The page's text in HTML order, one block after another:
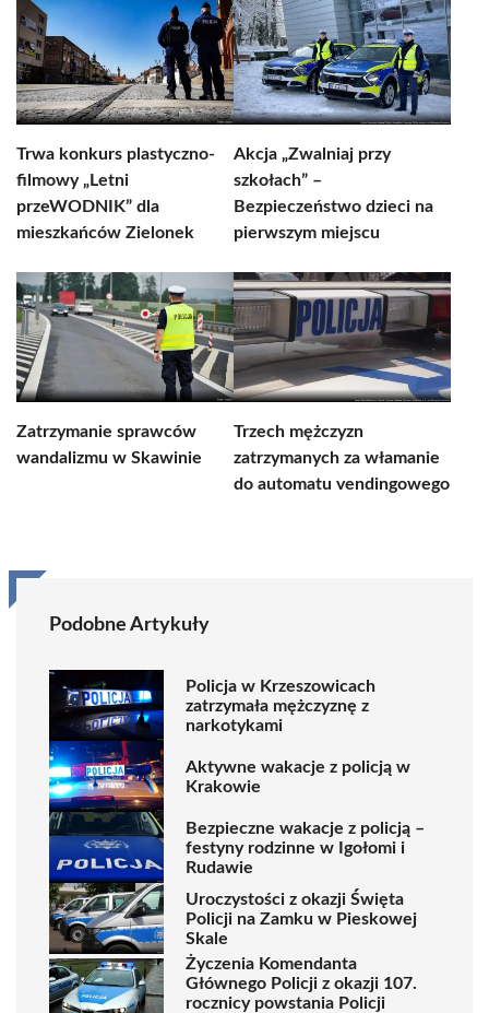
Trwa konkurs plastyczno-
filmowy „Letni
przeWODNIK” dla
mieszkańców Zielonek
Akcja „Zwalniaj przy
szkołach” –
Bezpieczeństwo dzieci na
pierwszym miejscu
Zatrzymanie sprawców
wandalizmu w Skawinie
Trzech mężczyzn
zatrzymanych za włamanie
do automatu vendingowego
Podobne Artykuły
Policja w Krzeszowicach
zatrzymała mężczyznę z
narkotykami
Aktywne wakacje z policją w
Krakowie
Bezpieczne wakacje z policją –
festyny rodzinne w Igołomi i
Rudawie
Uroczystości z okazji Święta
Policji na Zamku w Pieskowej
Skale
Życzenia Komendanta
Głównego Policji z okazji 107.
rocznicy powstania Policji